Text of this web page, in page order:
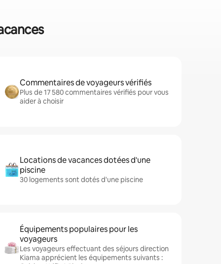
Commentaires de voyageurs vérifiés
Plus de 17 580 commentaires vérifiés pour vous
aider à choisir
Locations de vacances dotées d'une
piscine
30 logements sont dotés d'une piscine
Équipements populaires pour les
voyageurs
Les voyageurs effectuant des séjours direction
Kiama apprécient les équipements suivants :